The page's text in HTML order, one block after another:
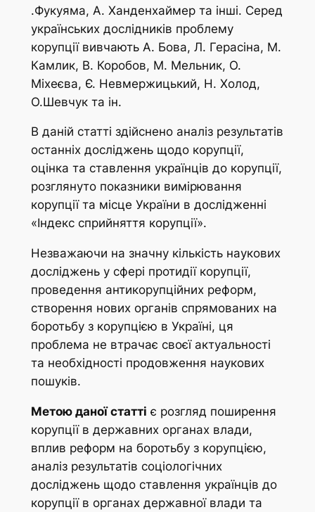
.Фукуяма, А. Ханденхаймер та інші. Серед
українських дослідників проблему
корупції вивчають А. Бова, Л. Герасіна, М.
Камлик, В. Коробов, М. Мельник, О.
Міхеєва, Є. Невмержицький, Н. Холод,
О.Шевчук та ін.
В даній статті здійснено аналіз результатів
останніх досліджень щодо корупції,
оцінка та ставлення українців до корупції,
розглянуто показники вимірювання
корупції та місце України в дослідженні
«Індекс сприйняття корупції».
Незважаючи на значну кількість наукових
досліджень у сфері протидії корупції,
проведення антикорупційних реформ,
створення нових органів спрямованих на
боротьбу з корупцією в Україні, ця
проблема не втрачає своєї актуальності
та необхідності продовження наукових
пошуків.
Метою даної статті є розгляд поширення
корупції в державних органах влади,
вплив реформ на боротьбу з корупцією,
аналіз результатів соціологічних
досліджень щодо ставлення українців до
корупції в органах державної влади та